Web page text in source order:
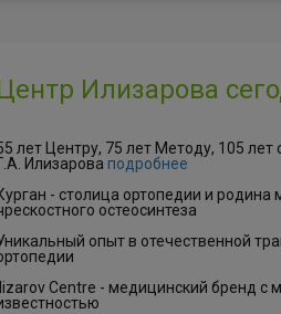
Илизарова
лет Центру, 75 лет Методу, 105
Илизарова подробнее
- столица ортопедии и родина
остеосинтеза
опыт в отечественной
Ilizarov Centre - медицинский бренд с